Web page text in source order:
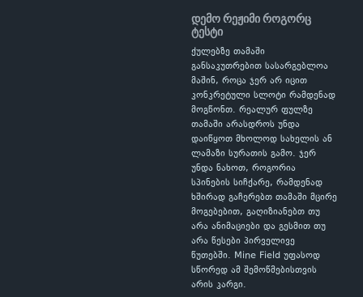
დემო რეჟიმი როგორც
ტესტი
ქულებზე თამაში
განსაკუთრებით სასარგებლოა
მაშინ, როცა ჯერ არ იცით
კონკრეტული სლოტი რამდენად
მოგწონთ. რეალურ ფულზე
თამაში არასდროს უნდა
დაიწყოთ მხოლოდ სახელის ან
ლამაზი სურათის გამო. ჯერ
უნდა ნახოთ, როგორია
სპინების სიჩქარე, რამდენად
ხშირად გაჩერებთ თამაში მცირე
მოგებებით, გაღიზიანებთ თუ
არა ანიმაციები და გესმით თუ
არა წესები პირველივე
წუთებში. Mine Field უფასოდ
სწორედ ამ შემოწმებისთვის
არის კარგი.